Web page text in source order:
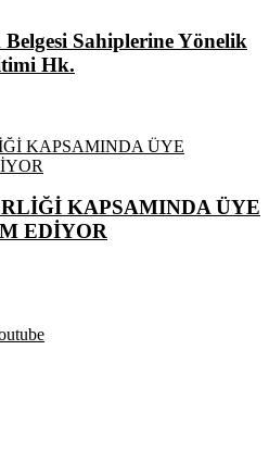
Sahiplerine Yönelik
Hk.
KAPSAMINDA ÜYE
EDİYOR